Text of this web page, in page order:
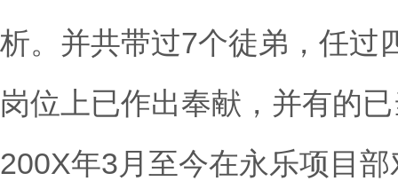
析。并共带过7个徒弟，任过
岗位上已作出奉献，并有的
200X年3月至今在永乐项目